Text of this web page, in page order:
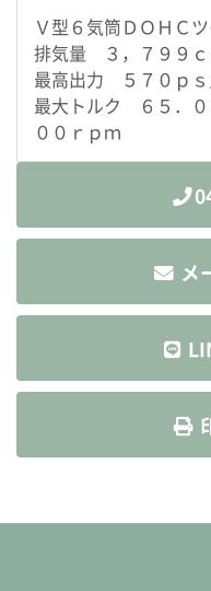
Ｖ型６気筒ＤＯＨＣ
排気量 ３，７９９ｃ
最高出力 ５７０ｐｓ
最大トルク ６５．０
００ｒｐｍ
メ